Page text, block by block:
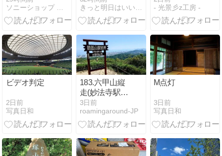
PRO Plus／6
に本体ソフト
出前の更新が
おすすめ
ソニーショップ テックスタッフ Blog
きっと明日はいいことあるふぁ！
所」
- 光景彡z工房 -
ビデオ判定
2日前
写真日和
183.六甲山縦
走(妙法寺駅→
三ノ宮駅)
3日前
roamingaround-JP
M点灯
3日前
写真日和